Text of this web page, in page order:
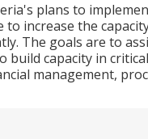
plans to
increase the
The goals are to
build capacity in
management,